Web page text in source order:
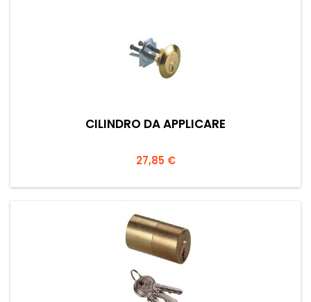
CILINDRO DA APPLICARE
Prezzo
27,85 €